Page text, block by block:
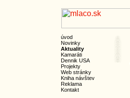
úvod
Novinky
Aktuality
Kamaráti
Dennik USA
Projekty
Web stránky
Kniha návštev
Reklama
Kontakt